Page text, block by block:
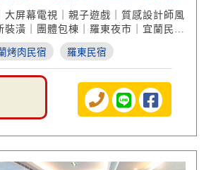
大屏幕電視｜親子遊戲｜質感設計師風
裝潢｜團體包棟｜羅東夜市｜宜蘭民宿
烤肉民宿 羅東民宿